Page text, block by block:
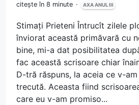
citește în 8 minute
AXA ANUL III
Stimați Prieteni Întrucît zilele
înviorat această primăvară cu
bine, mi-a dat posibilitatea
fac această scrisoare chiar
D-tră răspuns, la aceia ce v-
trecută. Aceasta fiind
care eu v-am promiso...